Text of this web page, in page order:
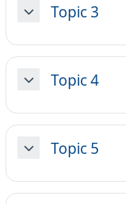
MinimizzaTopic 3
MinimizzaTopic 4
MinimizzaTopic 5